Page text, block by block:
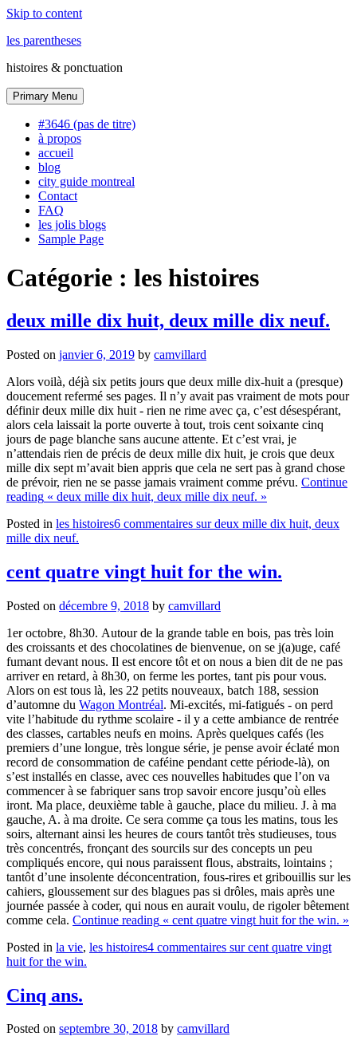
Skip to content
les parentheses
histoires & ponctuation
Primary Menu
#3646 (pas de titre)
à propos
accueil
blog
city guide montreal
Contact
FAQ
les jolis blogs
Sample Page
Catégorie : les histoires
deux mille dix huit, deux mille dix neuf.
Posted on janvier 6, 2019 by camvillard
Alors voilà, déjà six petits jours que deux mille dix-huit a (presque)
doucement refermé ses pages. Il n’y avait pas vraiment de mots pour
définir deux mille dix huit - rien ne rime avec ça, c’est désespérant,
alors cela laissait la porte ouverte à tout, trois cent soixante cinq
jours de page blanche sans aucune attente. Et c’est vrai, je
n’attendais rien de précis de deux mille dix huit, je crois que deux
mille dix sept m’avait bien appris que cela ne sert pas à grand chose
de prévoir, rien ne se passe jamais vraiment comme prévu. Continue
reading « deux mille dix huit, deux mille dix neuf. »
Posted in les histoires6 commentaires sur deux mille dix huit, deux
mille dix neuf.
cent quatre vingt huit for the win.
Posted on décembre 9, 2018 by camvillard
1er octobre, 8h30. Autour de la grande table en bois, pas très loin
des croissants et des chocolatines de bienvenue, on se j(a)uge, café
fumant devant nous. Il est encore tôt et on nous a bien dit de ne pas
arriver en retard, à 8h30, on ferme les portes, tant pis pour vous.
Alors on est tous là, les 22 petits nouveaux, batch 188, session
d’automne du Wagon Montréal. Mi-excités, mi-fatigués - on perd
vite l’habitude du rythme scolaire - il y a cette ambiance de rentrée
des classes, cartables neufs en moins. Après quelques cafés (les
premiers d’une longue, très longue série, je pense avoir éclaté mon
record de consommation de caféine pendant cette période-là), on
s’est installés en classe, avec ces nouvelles habitudes que l’on va
commencer à se fabriquer sans trop savoir encore jusqu’où elles
iront. Ma place, deuxième table à gauche, place du milieu. J. à ma
gauche, A. à ma droite. Ce sera comme ça tous les matins, tous les
soirs, alternant ainsi les heures de cours tantôt très studieuses, tous
très concentrés, fronçant des sourcils sur des concepts un peu
compliqués encore, qui nous paraissent flous, abstraits, lointains ;
tantôt d’une insolente déconcentration, fous-rires et gribouillis sur les
cahiers, gloussement sur des blagues pas si drôles, mais après une
journée passée à coder, qui nous en aurait voulu, de rigoler bêtement
comme cela. Continue reading « cent quatre vingt huit for the win. »
Posted in la vie, les histoires4 commentaires sur cent quatre vingt
huit for the win.
Cinq ans.
Posted on septembre 30, 2018 by camvillard